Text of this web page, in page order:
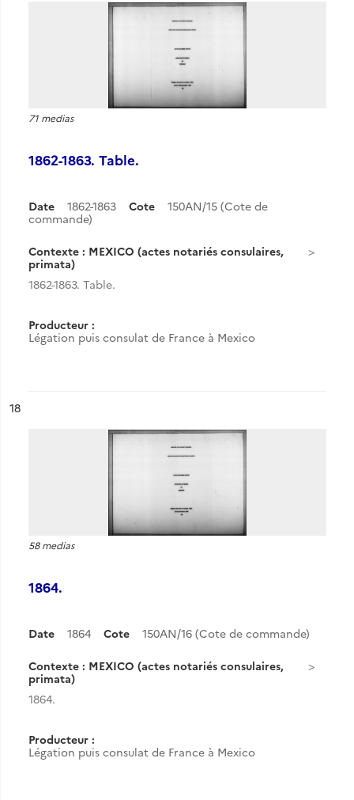
71 medias
1862-1863. Table.
Date 1862-1863 Cote
150AN/15 (Cote de
commande)
Contexte : MEXICO (actes notariés consulaires,
primata)
1862-1863. Table.
Producteur :
Légation puis consulat de France à Mexico
n°
18
58 medias
1864.
Date 1864 Cote 150AN/16 (Cote de commande)
Contexte : MEXICO (actes notariés consulaires,
primata)
1864.
Producteur :
Légation puis consulat de France à Mexico